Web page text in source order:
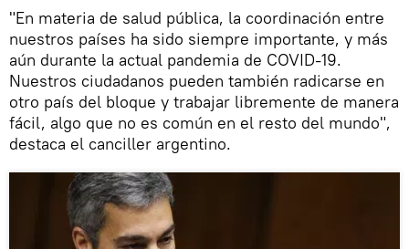
"En materia de salud pública, la coordinación entre
nuestros países ha sido siempre importante, y más
aún durante la actual pandemia de COVID-19.
Nuestros ciudadanos pueden también radicarse en
otro país del bloque y trabajar libremente de manera
fácil, algo que no es común en el resto del mundo",
destaca el canciller argentino.